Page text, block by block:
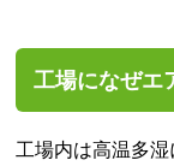
工場になぜエ
工場内は高温多